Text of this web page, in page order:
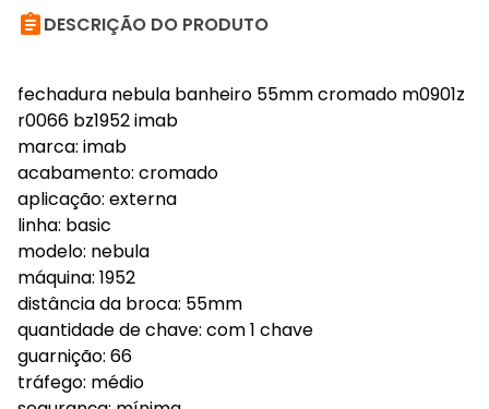
DESCRIÇÃO DO PRODUTO
fechadura nebula banheiro 55mm cromado m0901z
r0066 bz1952 imab
marca: imab
acabamento: cromado
aplicação: externa
linha: basic
modelo: nebula
máquina: 1952
distância da broca: 55mm
quantidade de chave: com 1 chave
guarnição: 66
tráfego: médio